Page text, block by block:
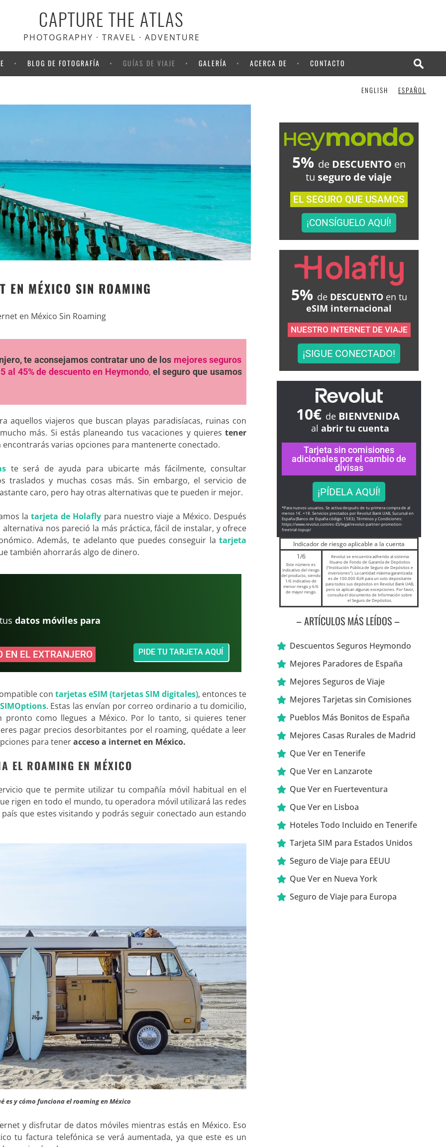
CAPTURE THE ATLAS
PHOTOGRAPHY · TRAVEL · ADVENTURE
BLOG DE FOTOGRAFÍA GUÍAS DE VIAJE GALERÍA ACERCA DE CONTACTO
ENGLISH ESPAÑOL
EN MÉXICO SIN ROAMING
en México Sin Roaming
te aconsejamos contratar uno de los mejores seguros
5 al 45% de descuento en Heymondo, el seguro que usamos
aquellos viajeros que buscan playas paradisíacas, ruinas con
más. Si estás planeando tus vacaciones y quierestener
encontrarás varias opciones para mantenerte conectado.
te será de ayuda para ubicarte más fácilmente, consultar
traslados y muchas cosas más. Sin embargo, el servicio de
caro, pero hay otras alternativas que te pueden ir mejor.
latarjeta de Holafly para nuestro viaje a México. Después
nos pareció la más práctica, fácil de instalar, y ofrece
Además, te adelanto que puedes conseguir latarjeta
también ahorrarás algo de dinero.
datos móviles para
EN EL EXTRANJERO PIDE TU TARJETA AQUÍ
contarjetas eSIM (tarjetas SIM digitales), entonces te
. Estas las envían por correo ordinario a tu domicilio,
como llegues a México. Por lo tanto, si quieres tener
pagar precios desorbitantes por el roaming, quédate a leer
para teneracceso a internet en México.
EL ROAMING EN MÉXICO
que te permite utilizar tu compañía móvil habitual en el
rigen en todo el mundo, tu operadora móvil utilizará las redes
que estes visitando y podrás seguir conectado aun estando
es y cómo funciona el roaming en México
y disfrutar de datos móviles mientras estás en México. Eso
tu factura telefónica se verá aumentada, ya que este es un
5% deDESCUENTO en
tu seguro de viaje
EL SEGURO QUE USAMOS
¡CONSÍGUELO AQUÍ!
5% de DESCUENTO en tu
eSIM internacional
NUESTRO INTERNET DE VIAJE
¡SIGUE CONECTADO!
10€ de BIENVENIDA
al abrir tu cuenta
Tarjeta sin comisiones
adicionales por el cambio de
divisas
¡PÍDELA AQUÍ!
*Para nuevos usuarios. Se activa después de tu primera compra de al
menos 1€. +18. Servicios prestados por Revolut Bank UAB, Sucursal en
España (Banco de España código: 1583). Términos y Condiciones:
https://www.revolut.com/es-ES/legal/revolut-partner-promotion-
freetrial-topup/
Indicador de riesgo aplicable a la cuenta
1/6
Este número es
indicativo del riesgo
del producto, siendo
1/6 indicativo de
menor riesgo y 6/6
de mayor riesgo.
Revolut se encuentra adherido al sistema
lituano de Fondo de Garantía de Depósitos
(“Institución Pública de Seguro de Depósitos e
inversiones”). La cantidad máxima garantizada
es de 100.000 EUR para un solo depositante
para todos sus depósitos en Revolut Bank UAB,
pero se aplican algunas excepciones. Por favor,
consulta el documento de Información sobre
el Seguro de Depósitos.
– ARTÍCULOS MÁS LEÍDOS –
Descuentos Seguros Heymondo
Mejores Paradores de España
Mejores Seguros de Viaje
Mejores Tarjetas sin Comisiones
Pueblos Más Bonitos de España
Mejores Casas Rurales de Madrid
Que Ver en Tenerife
Que Ver en Lanzarote
Que Ver en Fuerteventura
Que Ver en Lisboa
Hoteles Todo Incluido en Tenerife
Tarjeta SIM para Estados Unidos
Seguro de Viaje para EEUU
Que Ver en Nueva York
Seguro de Viaje para Europa
en Heymondo, el seguro
que usamos nosotros